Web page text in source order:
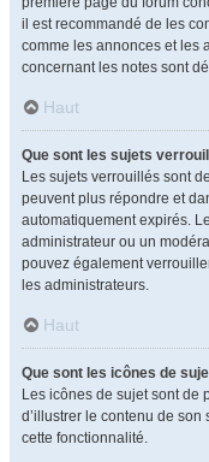
il est recommandé de les
comme les annonces et les
concernant les notes sont
Haut
Que sont les sujets
Les sujets verrouillés sont
peuvent plus répondre et
automatiquement expirés.
administrateur ou un
pouvez également
les administrateurs.
Haut
Que sont les icônes de
Les icônes de sujet sont de
d’illustrer le contenu de
cette fonctionnalité.